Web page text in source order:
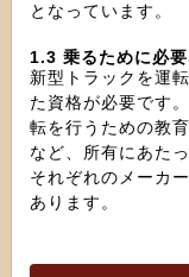
となっています。
1.3 乗るために必
新型トラックを運
た資格が必要です
転を行うための教
など、所有にあた
それぞれのメーカ
あります。